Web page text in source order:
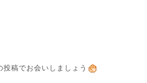
稿でお会いしましょう